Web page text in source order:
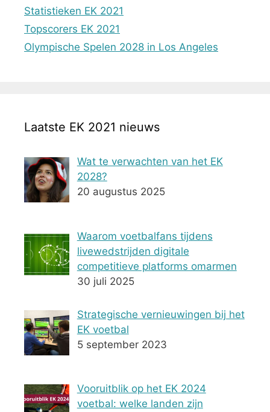
Statistieken EK 2021
Topscorers EK 2021
Olympische Spelen 2028 in Los Angeles
Laatste EK 2021 nieuws
Wat te verwachten van het EK
2028?
20 augustus 2025
Waarom voetbalfans tijdens
livewedstrijden digitale
competitieve platforms omarmen
30 juli 2025
Strategische vernieuwingen bij het
EK voetbal
5 september 2023
Vooruitblik op het EK 2024
voetbal: welke landen zijn